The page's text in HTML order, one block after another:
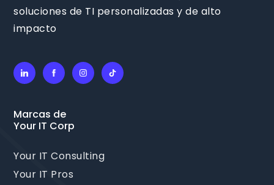
soluciones de TI personalizadas y de alto
impacto
Marcas de
Your IT Corp
Your IT Consulting
Your IT Pros